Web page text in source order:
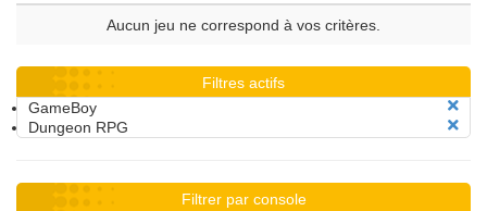
Aucun jeu ne correspond à vos critères.
Filtres actifs
GameBoy
Dungeon RPG
Filtrer par console